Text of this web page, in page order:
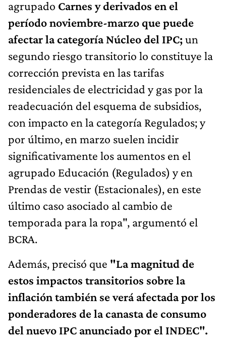
agrupado Carnes y derivados en el
período noviembre-marzo que puede
afectar la categoría Núcleo del IPC;un
segundo riesgo transitorio lo constituye la
corrección prevista en las tarifas
residenciales de electricidad y gas por la
readecuación del esquema de subsidios,
con impacto en la categoría Regulados; y
por último, en marzo suelen incidir
significativamente los aumentos en el
agrupado Educación (Regulados) y en
Prendas de vestir (Estacionales), en este
último caso asociado al cambio de
temporada para la ropa", argumentó el
BCRA.
Además, precisó que "La magnitud de
estos impactos transitorios sobre la
inflación también se verá afectada por los
ponderadores de la canasta de consumo
del nuevo IPC anunciado por el INDEC".